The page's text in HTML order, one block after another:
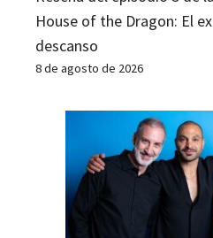
House of the Dragon: El
descanso
8 de agosto de 2026